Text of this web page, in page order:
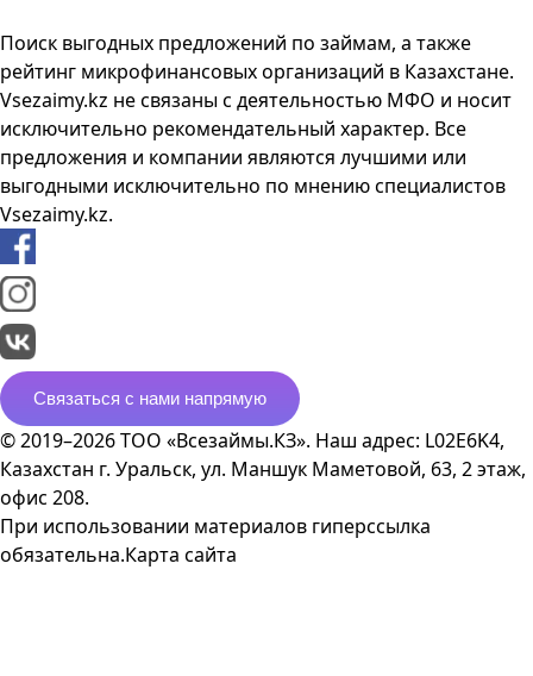
Поиск выгодных предложений по займам, а также
рейтинг микрофинансовых организаций в Казахстане.
Vsezaimy.kz не связаны с деятельностью МФО и носит
исключительно рекомендательный характер. Все
предложения и компании являются лучшими или
выгодными исключительно по мнению специалистов
Vsezaimy.kz.
Связаться с нами напрямую
© 2019–2026 ТОО «Всезаймы.КЗ». Наш адрес: L02E6K4,
Казахстан г. Уральск, ул. Маншук Маметовой, 63, 2 этаж,
офис 208.
При использовании материалов гиперссылка
обязательна.Карта сайта